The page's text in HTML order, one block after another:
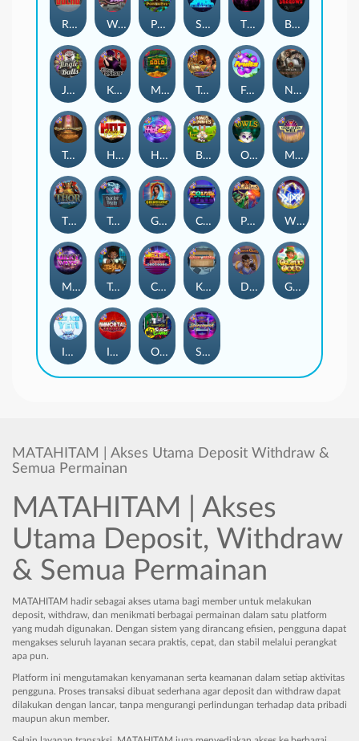
Nexus Tombstone RIP
Manhattan Goes Wild
Book Of Shadows
Tractor Beam
Casino Win Spin
Hot Nudge
Space Donkey
Starstruck
Monkey's Gold xPays
Poison Eve
Tomb of Nefertiti
Tomb of Akhenaten
Golden Genie And The Walking Wilds
Immortal Fruits
Tesla Jolt Dungeon Quest
Coins of Fortune WiXX
Outsourced: Slash Game
Fruits
Bonus Bunnies
Hot 4 Cash Owls
Milky Ways Gaelic Gold
Jingle Balls
Walk of Shame
Kitchen Drama: Sushi Mania
Pixies vs Pirates
Thor: Hammer Time
Ice Ice Yeti
Remember Gulag
Karen Maneater
The Rave
MATAHITAM | Akses Utama Deposit Withdraw &
Semua Permainan
MATAHITAM | Akses
Utama Deposit, Withdraw
& Semua Permainan
MATAHITAM hadir sebagai akses utama bagi member untuk melakukan
deposit, withdraw, dan menikmati berbagai permainan dalam satu platform
yang mudah digunakan. Dengan sistem yang dirancang efisien, pengguna dapat
mengakses seluruh layanan secara praktis, cepat, dan stabil melalui perangkat
apa pun.
Platform ini mengutamakan kenyamanan serta keamanan dalam setiap aktivitas
pengguna. Proses transaksi dibuat sederhana agar deposit dan withdraw dapat
dilakukan dengan lancar, tanpa mengurangi perlindungan terhadap data pribadi
maupun akun member.